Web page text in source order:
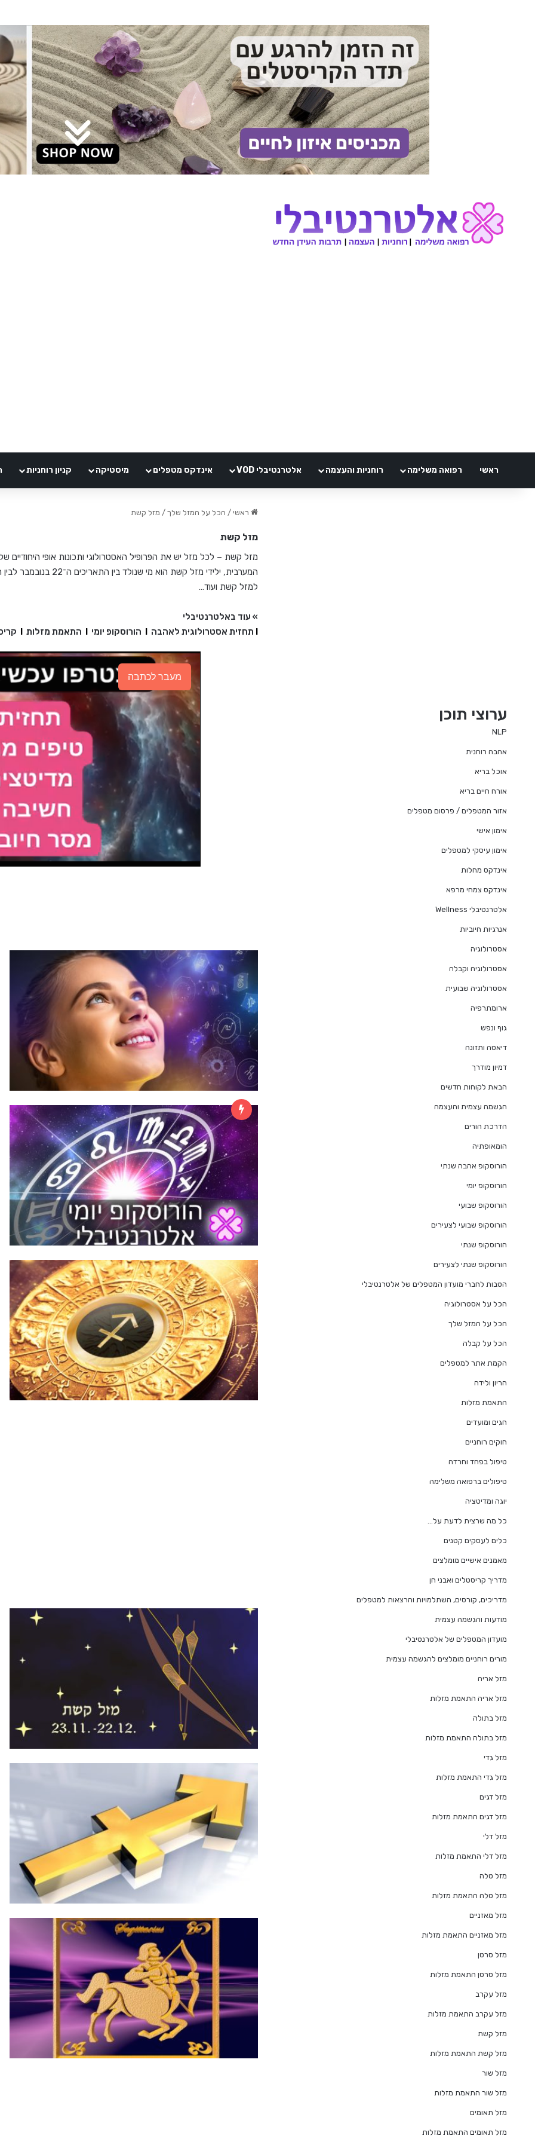
ראשי רפואה משלימה רוחניות והעצמה אלטרנטיבלי VOD אינדקס מטפלים מיסטיקה קניון רוחניות
ראשי / הכל על המזל שלך / מזל קשת
מזל קשת
מזל קשת – לכל מזל יש את הפרופיל האסטרולוגי ותכונות אופי
למזל קשת ועוד…
» עוד באלטרנטיבלי
I תחזית אסטרולוגית לאהבה I הורוסקופ יומי I התאמת מזלות I
מעבר לכתבה
ערוצי תוכן
NLP
אהבה רוחנית
אוכל בריא
אורח חיים בריא
אזור המטפלים / פרסום מטפלים
אימון אישי
אימון עיסקי למטפלים
אינדקס מחלות
אינדקס צמחי מרפא
אלטרנטיבלי Wellness
אנרגיות חיוביות
אסטרולוגיה
אסטרולוגיה וקבלה
אסטרולוגיה שבועית
ארומתרפיה
גוף ונפש
דיאטה ותזונה
דמיון מודרך
הבאת לקוחות חדשים
הגשמה עצמית והעצמה
הדרכת הורים
הומאופתיה
הורוסקופ אהבה שנתי
הורוסקופ יומי
הורוסקופ שבועי
הורוסקופ שבועי לצעירים
הורוסקופ שנתי
הורוסקופ שנתי לצעירים
הטבות לחברי מועדון המטפלים של אלטרנטיבלי
הכל על אסטרולוגיה
הכל על המזל שלך
הכל על קבלה
הקמת אתר למטפלים
הריון ולידה
התאמת מזלות
חגים ומועדים
חוקים רוחניים
טיפול בפחד וחרדה
טיפולים ברפואה משלימה
יוגה ומדיטציה
כל מה שרצית לדעת על…
כלים לעסקים קטנים
מאמנים אישיים מומלצים
מדריך קריסטלים ואבני חן
מדריכים, קורסים, השתלמויות והרצאות למטפלים
מודעות והגשמה עצמית
מועדון המטפלים של אלטרנטיבלי
מורים רוחניים מומלצים להגשמה עצמית
מזל אריה
מזל אריה התאמת מזלות
מזל בתולה
מזל בתולה התאמת מזלות
מזל גדי
מזל גדי התאמת מזלות
מזל דגים
מזל דגים התאמת מזלות
מזל דלי
מזל דלי התאמת מזלות
מזל טלה
מזל טלה התאמת מזלות
מזל מאזניים
מזל מאזניים התאמת מזלות
מזל סרטן
מזל סרטן התאמת מזלות
מזל עקרב
מזל עקרב התאמת מזלות
מזל קשת
מזל קשת התאמת מזלות
מזל שור
מזל שור התאמת מזלות
מזל תאומים
מזל תאומים התאמת מזלות